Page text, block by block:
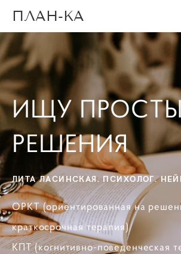
ПЛАН-КА
ИЩУ
РЕШЕНИЯ
ЛИТА ЛАСИНСКАЯ. ПСИХОЛОГ.
ОРКТ (ориентированная на
краткосрочная терапия)
КПТ (когнитивно-поведенческая